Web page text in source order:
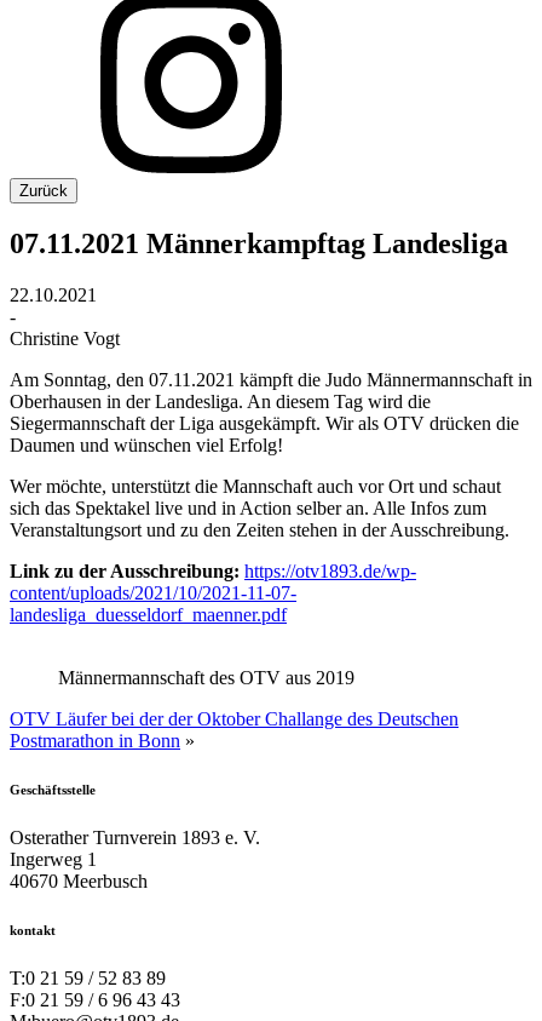
Zurück
07.11.2021 Männerkampftag Landesliga
22.10.2021
-
Christine Vogt
Am Sonntag, den 07.11.2021 kämpft die Judo Männermannschaft in
Oberhausen in der Landesliga. An diesem Tag wird die
Siegermannschaft der Liga ausgekämpft. Wir als OTV drücken die
Daumen und wünschen viel Erfolg!
Wer möchte, unterstützt die Mannschaft auch vor Ort und schaut
sich das Spektakel live und in Action selber an. Alle Infos zum
Veranstaltungsort und zu den Zeiten stehen in der Ausschreibung.
Link zu der Ausschreibung: https://otv1893.de/wp-
content/uploads/2021/10/2021-11-07-
landesliga_duesseldorf_maenner.pdf
Männermannschaft des OTV aus 2019
OTV Läufer bei der der Oktober Challange des Deutschen
Postmarathon in Bonn »
Geschäftsstelle
Osterather Turnverein 1893 e. V.
Ingerweg 1
40670 Meerbusch
kontakt
T:0 21 59 / 52 83 89
F:0 21 59 / 6 96 43 43